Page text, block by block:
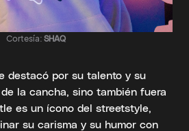
Cortesía: SHAQ
destacó por su talento y su
la cancha, sino también fuera
es un ícono del streetstyle,
su carisma y su humor con